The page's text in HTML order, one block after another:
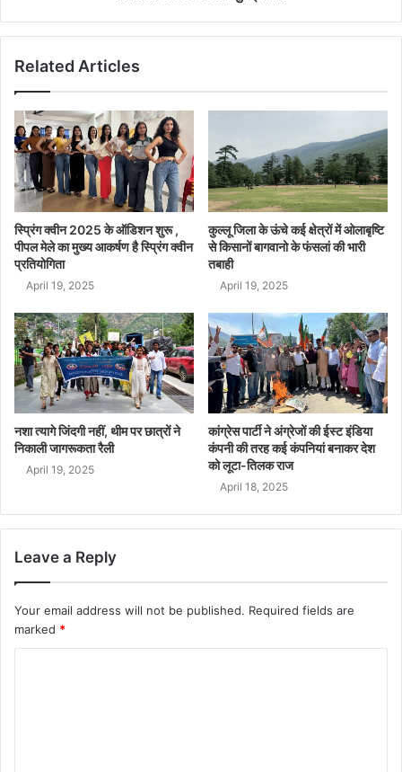
Related Articles
स्प्रिंग क्वीन 2025 के ऑडिशन शुरू ,
पीपल मेले का मुख्य आकर्षण है स्प्रिंग क्वीन
प्रतियोगिता
April 19, 2025
कुल्लू जिला के ऊंचे कई क्षेत्रों में ओलाबृष्टि
से किसानों बागवानो के फंसलां की भारी
तबाही
April 19, 2025
नशा त्यागे जिंदगी नहीं, थीम पर छात्रों ने
निकाली जागरूकता रैली
April 19, 2025
कांग्रेस पार्टी ने अंग्रेजों की ईस्ट इंडिया
कंपनी की तरह कई कंपनियां बनाकर देश
को लूटा-तिलक राज
April 18, 2025
Leave a Reply
Your email address will not be published. Required fields are
marked *